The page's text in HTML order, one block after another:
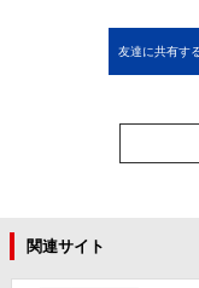
友達に共有す
関連サイト